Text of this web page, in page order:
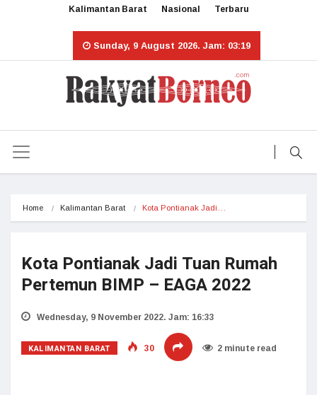
Kalimantan Barat Nasional Terbaru
Sunday, 9 August 2026. Jam: 03:19
Home Kalimantan Barat Kota Pontianak Jadi…
Kota Pontianak Jadi Tuan Rumah
Pertemun BIMP – EAGA 2022
Wednesday, 9 November 2022. Jam: 16:33
KALIMANTAN BARAT 30 2 minute read